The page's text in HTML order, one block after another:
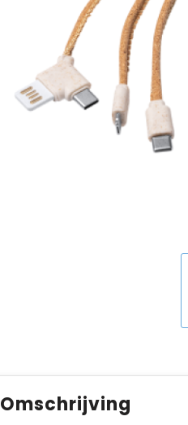
Omschrijving